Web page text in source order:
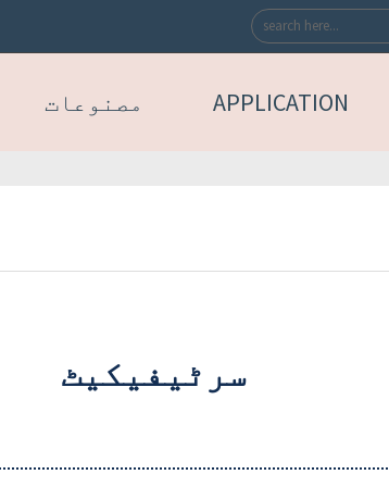
مصنوعات APPLICATION
سرٹیفیکیٹ